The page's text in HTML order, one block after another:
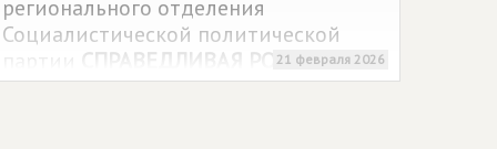
регионального отделения
Социалистической политической
СПРАВЕДЛИВАЯ РОССИЯ,
прошедшая сегодня в Иркутске,
21 февраля 2026